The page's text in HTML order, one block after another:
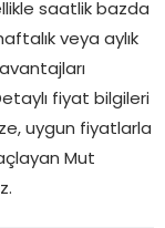
saatlik bazda
veya aylık
fiyat bilgileri
uygun fiyatlarla
Mut